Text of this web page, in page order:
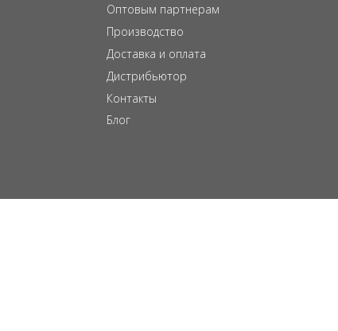
Производство
Оптовым партнерам
Контакты
Дистрибьютор
Доставка и оплата
Блог